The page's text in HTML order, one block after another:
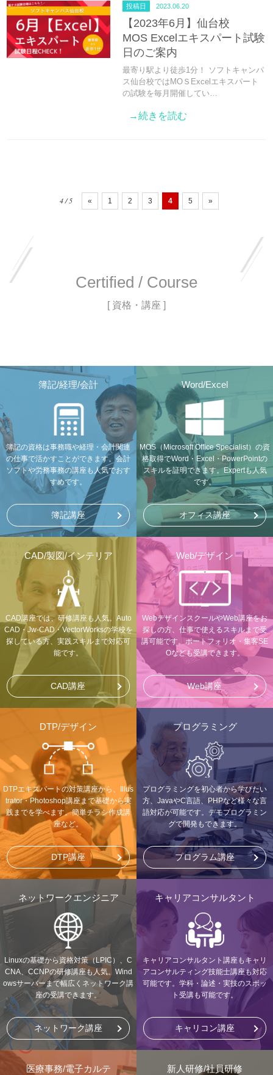
投稿日 2023.06.20
【2023年6月】仙台校
MOS Excelエキスパート試験
日のご案内
最寄り駅より徒歩1分！ ソフトキャンパ
ス仙台校ではMOＳExcelエキスパート
の試験を毎月開催してい…
→続きを読む
4 / 5 « 1 2 3 4 5 »
Certified / Course
[ 資格・講座 ]
簿記/経理/会計
簿記の資格は事務職や経理・会計関連
の仕事で活かすことができます。会計
ソフトや労務事務の講座も人気でおす
すめです。
簿記講座
Word/Excel
MOS（Microsoft Office Specialist）の資
格取得でWord・Excel・PowerPointの
スキルを証明できます。Expertも人気
です。
オフィス講座
CAD/製図/インテリア
CAD講座では、研修講座も人気。Auto
CAD・Jw-CAD・VectorWorksの学校を
探している方、実践スキルまで対応可
能です。
CAD講座
Web/デザイン
WebデザインスクールやWeb講座をお
探しの方、仕事で使えるスキルまで受
講可能です。ポートフォリオ・集客SE
Oなども受講できます。
Web講座
DTP/デザイン
DTPエキスパートの対策講座から、Illus
trator・Photoshop講座まで基礎から実
践までを学べます。簡単チラシ作成講
座など。
DTP講座
プログラミング
プログラミングを初心者から学びたい
方、JavaやC言語、PHPなど様々な言
語対応が可能です。デモプログラミン
グで開発もできます。
プログラム講座
ネットワークエンジニア
Linuxの基礎から資格対策（LPIC）、C
CNA、CCNPの研修講座も人気。Wind
owsサーバーまで幅広くネットワーク講
座の受講できます。
ネットワーク講座
キャリアコンサルタント
キャリアコンサルタント講座もキャリ
アコンサルティング技能士講座も対応
可能です。学科・論述・実技のスポッ
ト受講も可能です。
キャリコン講座
医療事務/電子カルテ 新人研修/社員研修